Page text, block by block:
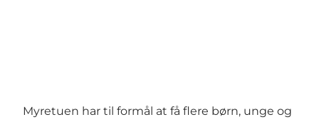
Myretuen har til formål at få flere børn, unge og